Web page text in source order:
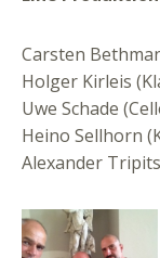
Carsten
Holger Kirleis
Uwe Schade
Heino Sellhorn
Alexander